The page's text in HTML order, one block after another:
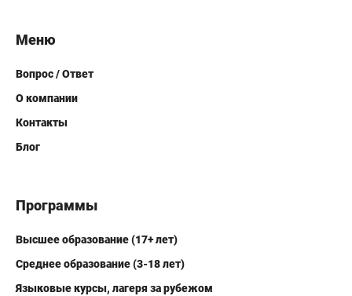
Меню
Вопрос / Ответ
О компании
Контакты
Блог
Программы
Высшее образование (17+ лет)
Среднее образование (3-18 лет)
Языковые курсы, лагеря за рубежом